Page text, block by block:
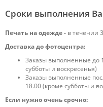
Сроки выполнения
Печать на одежде - в течении
Доставка до фотоцентра:
Заказы выполненные до
субботы и воскресенья)
Заказы выполненные
18.00 (кроме субботы и
Если нужно очень срочно: